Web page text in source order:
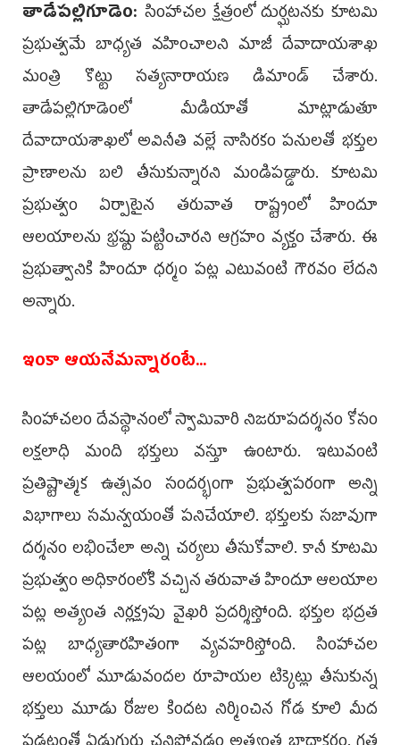
తాడేపల్లిగూడెం:సింహాచల క్షేత్రంలో దుర్ఘటనకు కూటమి
ప్రభుత్వమే బాధ్యత వహించాలని మాజీ దేవాదాయశాఖ
మంత్రి కొట్టు సత్యనారాయణ డిమాండ్ చేశారు.
తాడేపల్లిగూడెంలో మీడియాతో మాట్లాడుతూ
దేవాదాయశాఖలో అవినీతి వల్లే నాసిరకం పనులతో భక్తుల
ప్రాణాలను బలి తీసుకున్నారని మండిపడ్డారు. కూటమి
ప్రభుత్వం ఏర్పాటైన తరువాత రాష్ట్రంలో హిందూ
ఆలయాలను భ్రష్టు పట్టించారని ఆగ్రహం వ్యక్తం చేశారు. ఈ
ప్రభుత్వానికి హిందూ ధర్మం పట్ల ఎటువంటి గౌరవం లేదని
అన్నారు.
ఇంకా ఆయనేమన్నారంటే...
సింహాచలం దేవస్థానంలో స్వామివారి నిజరూపదర్శనం కోసం
లక్షలాధి మంది భక్తులు వస్తూ ఉంటారు. ఇటువంటి
ప్రతిష్టాత్మక ఉత్సవం సందర్భంగా ప్రభుత్వపరంగా అన్ని
విభాగాలు సమన్వయంతో పనిచేయాలి. భక్తులకు సజావుగా
దర్శనం లభించేలా అన్ని చర్యలు తీసుకోవాలి. కానీ కూటమి
ప్రభుత్వం అధికారంలోకి వచ్చిన తరువాత హిందూ ఆలయాల
పట్ల అత్యంత నిర్లక్ష్యపు వైఖరి ప్రదర్శిస్తోంది. భక్తుల భద్రత
పట్ల బాధ్యతారహితంగా వ్యవహరిస్తోంది. సింహాచల
ఆలయంలో మూడువందల రూపాయల టిక్కెట్లు తీసుకున్న
భక్తులు మూడు రోజుల కిందట నిర్మించిన గోడ కూలి మీద